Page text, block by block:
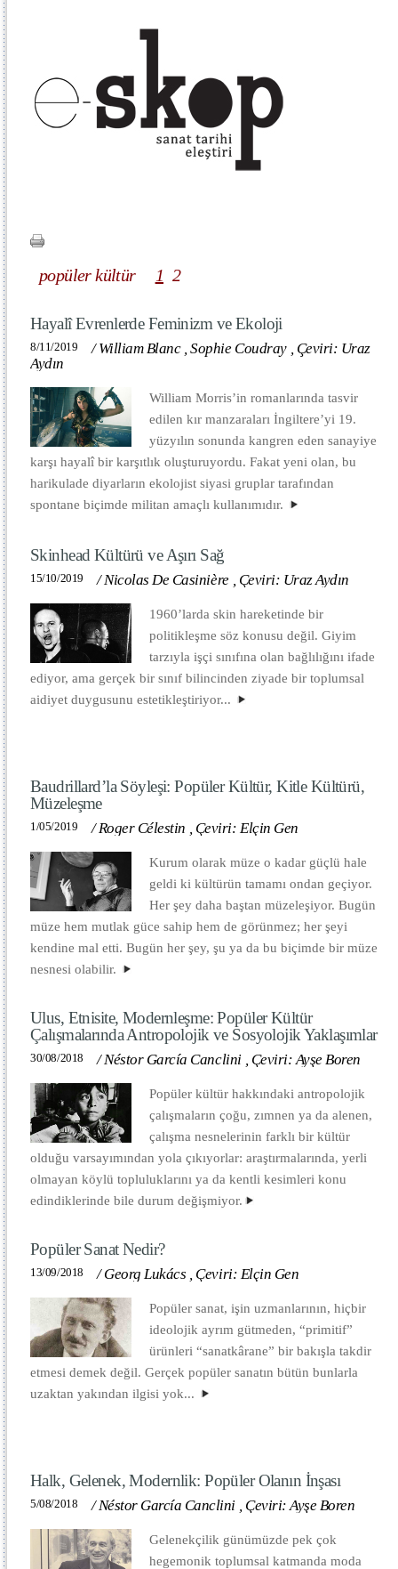
popüler kültür 1 2
Hayalî Evrenlerde Feminizm ve Ekoloji
8/11/2019 /William Blanc ,Sophie Coudray , Çeviri: Uraz
Aydın
William Morris’in romanlarında tasvir
edilen kır manzaraları İngiltere’yi 19.
yüzyılın sonunda kangren eden sanayiye
karşı hayalî bir karşıtlık oluşturuyordu. Fakat yeni olan, bu
harikulade diyarların ekolojist siyasi gruplar tarafından
spontane biçimde militan amaçlı kullanımıdır.
Skinhead Kültürü ve Aşırı Sağ
15/10/2019 /Nicolas De Casinière , Çeviri: Uraz Aydın
1960’larda skin hareketinde bir
politikleşme söz konusu değil. Giyim
tarzıyla işçi sınıfına olan bağlılığını ifade
ediyor, ama gerçek bir sınıf bilincinden ziyade bir toplumsal
aidiyet duygusunu estetikleştiriyor...
Baudrillard’la Söyleşi: Popüler Kültür, Kitle Kültürü,
Müzeleşme
1/05/2019 /Roger Célestin , Çeviri: Elçin Gen
Kurum olarak müze o kadar güçlü hale
geldi ki kültürün tamamı ondan geçiyor.
Her şey daha baştan müzeleşiyor. Bugün
müze hem mutlak güce sahip hem de görünmez; her şeyi
kendine mal etti. Bugün her şey, şu ya da bu biçimde bir müze
nesnesi olabilir.
Ulus, Etnisite, Modernleşme: Popüler Kültür
Çalışmalarında Antropolojik ve Sosyolojik Yaklaşımlar
30/08/2018 /Néstor García Canclini , Çeviri: Ayşe Boren
Popüler kültür hakkındaki antropolojik
çalışmaların çoğu, zımnen ya da alenen,
çalışma nesnelerinin farklı bir kültür
olduğu varsayımından yola çıkıyorlar: araştırmalarında, yerli
olmayan köylü topluluklarını ya da kentli kesimleri konu
edindiklerinde bile durum değişmiyor.
Popüler Sanat Nedir?
13/09/2018 /Georg Lukács , Çeviri: Elçin Gen
Popüler sanat, işin uzmanlarının, hiçbir
ideolojik ayrım gütmeden, “primitif”
ürünleri “sanatkârane” bir bakışla takdir
etmesi demek değil. Gerçek popüler sanatın bütün bunlarla
uzaktan yakından ilgisi yok...
Halk, Gelenek, Modernlik: Popüler Olanın İnşası
5/08/2018 /Néstor García Canclini , Çeviri: Ayşe Boren
Gelenekçilik günümüzde pek çok
hegemonik toplumsal katmanda moda